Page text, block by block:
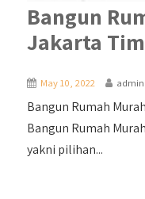
Bangun
Jakarta
May 10, 2022 admin
Bangun Rumah
Bangun Rumah
yakni pilihan...